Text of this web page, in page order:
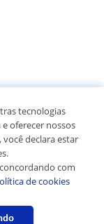
tecnologias
oferecer nossos
declara estar
com
de cookies